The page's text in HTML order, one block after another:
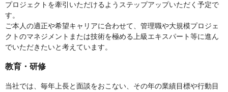
プロジェクトを牽引いただけるようステップアップいただく予定で
す。
ご本人の適正や希望キャリアに合わせて、管理職や大規模プロジェ
クトのマネジメントまたは技術を極める上級エキスパート等に進ん
でいただきたいと考えています。
教育・研修
当社では、毎年上長と面談をおこない、その年の業績目標や行動目